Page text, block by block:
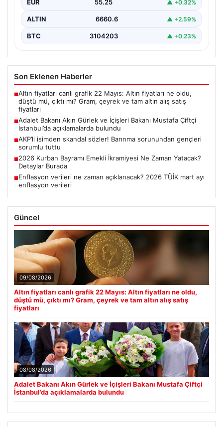
bulundu”,…
EUR 55.25 ▲ +0.32%
ALTIN 6660.6 ▲ +2.59%
BTC 3104203 ▲ +0.23%
Son Eklenen Haberler
■Altın fiyatları canlı grafik 22 Mayıs: Altın fiyatları ne oldu,
düştü mü, çıktı mı? Gram, çeyrek ve tam altın alış satış
fiyatları
■Adalet Bakanı Akın Gürlek ve İçişleri Bakanı Mustafa Çiftçi
İstanbul’da açıklamalarda bulundu
■AKP’li isimden skandal sözler! Barınma sorunundan gençleri
sorumlu tuttu
■2026 Kurban Bayramı Emekli İkramiyesi Ne Zaman Yatacak?
Detaylar Burada
■Enflasyon verileri ne zaman açıklanacak? 2026 TÜİK mart ayı
enflasyon verileri
Güncel
09/08/2026
Altın fiyatları canlı grafik 22 Mayıs: Altın fiyatları ne oldu,
düştü mü, çıktı mı? Gram, çeyrek ve tam altın alış satış
fiyatları
08/08/2026
Adalet Bakanı Akın Gürlek ve İçişleri Bakanı Mustafa Çiftçi
İstanbul’da açıklamalarda bulundu